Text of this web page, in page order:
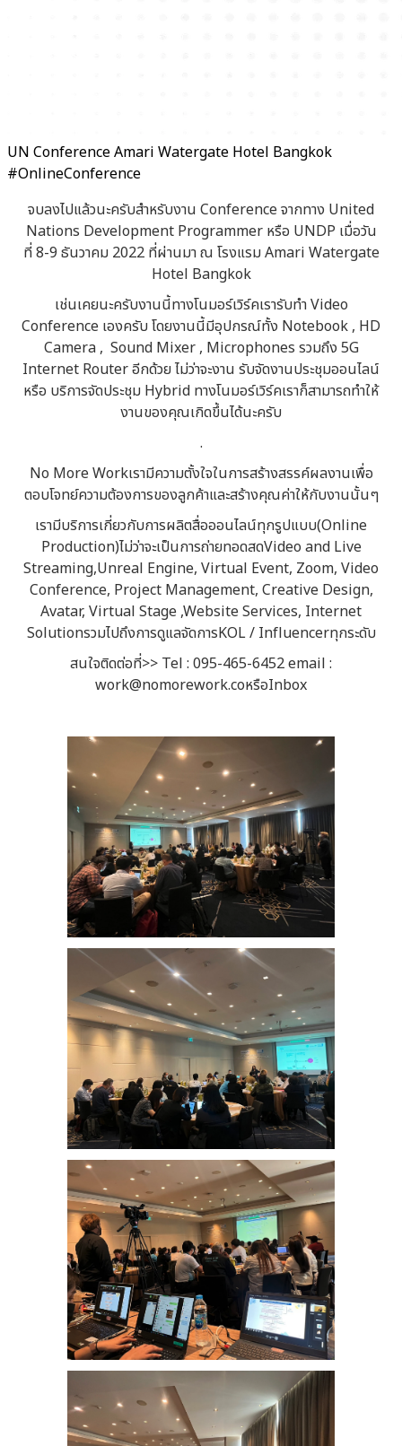
UN Conference Amari Watergate Hotel Bangkok
#OnlineConference
จบลงไปแล้วนะครับสำหรับงาน Conference จากทาง United
Nations Development Programmer หรือ UNDP เมื่อวัน
ที่ 8-9 ธันวาคม 2022 ที่ผ่านมา ณ โรงแรม Amari Watergate
Hotel Bangkok
เช่นเคยนะครับงานนี้ทางโนมอร์เวิร์คเรารับทำ Video
Conference เองครับ โดยงานนี้มีอุปกรณ์ทั้ง Notebook , HD
Camera , Sound Mixer , Microphones รวมถึง 5G
Internet Router อีกด้วย ไม่ว่าจะงาน รับจัดงานประชุมออนไลน์
หรือ บริการจัดประชุม Hybrid ทางโนมอร์เวิร์คเราก็สามารถทำให้
งานของคุณเกิดขึ้นได้นะครับ
.
No More Workเรามีความตั้งใจในการสร้างสรรค์ผลงานเพื่อ
ตอบโจทย์ความต้องการของลูกค้าและสร้างคุณค่าให้กับงานนั้นๆ
เรามีบริการเกี่ยวกับการผลิตสื่อออนไลน์ทุกรูปแบบ(Online
Production)ไม่ว่าจะเป็นการถ่ายทอดสดVideo and Live
Streaming,Unreal Engine, Virtual Event, Zoom, Video
Conference, Project Management, Creative Design,
Avatar, Virtual Stage ,Website Services, Internet
SolutionรวมไปถึงการดูแลจัดการKOL / Influencerทุกระดับ
สนใจติดต่อที่>> Tel : 095-465-6452 email :
work@nomorework.coหรือInbox